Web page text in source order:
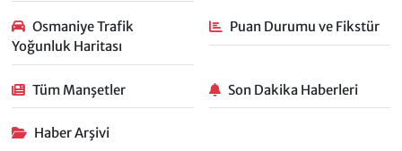
Osmaniye Trafik
Yoğunluk Haritası
Puan Durumu ve Fikstür
Tüm Manşetler Son Dakika Haberleri
Haber Arşivi